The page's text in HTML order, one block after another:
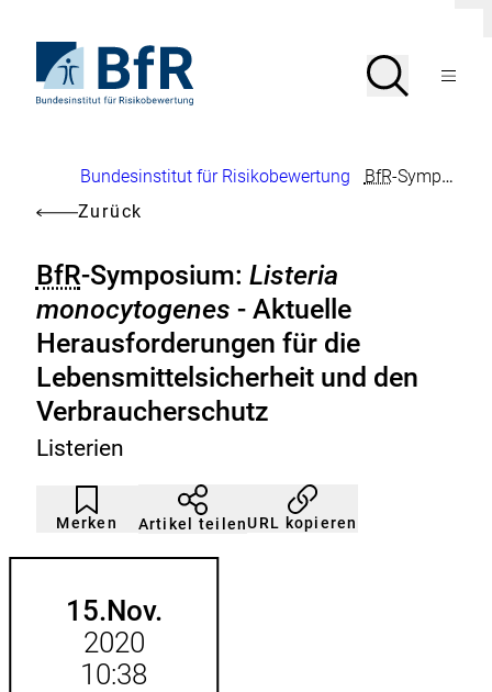
Seiteninhalt
springenStartseite
von
Suche
SucheMenü
Brotkrumennavigation
Bundesinstitut für Risikobewertung BfR-Symposium:
Zurück
BfR-Symposium: Listeria
monocytogenes - Aktuelle
Herausforderungen für die
Lebensmittelsicherheit und den
Verbraucherschutz
Listerien
Merken
Artikel
nicht
gemerkt
Durch
Klicken
der
Artikel teilenURL kopieren
15.Nov.
2020
10:38